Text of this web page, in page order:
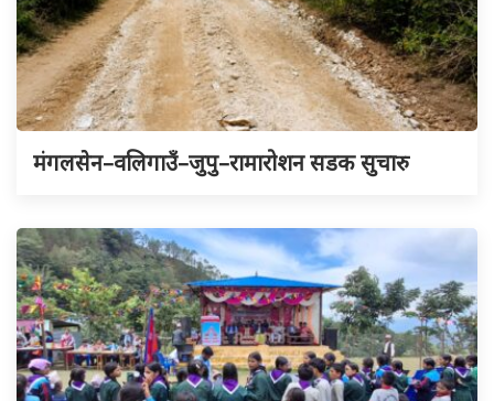
मंगलसेन–वलिगाउँ–जुपु–रामारोशन सडक सुचारु